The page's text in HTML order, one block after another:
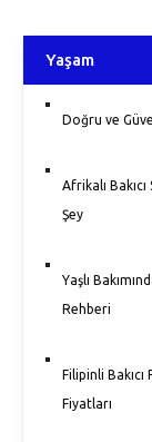
Yaşam
Doğru ve
Afrikalı
Şey
Yaşlı
Rehberi
Filipinli
Fiyatları